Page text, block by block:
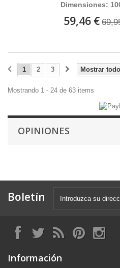
Dimensiones:
59,46 €
Mostrar
1 2 3
Mostrando 1 - 24 de 63 items
OPINIONES
Boletín
Información